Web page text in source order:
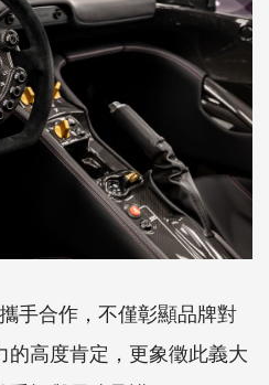
手合作，不僅彰顯品牌對
高度肯定，更象徵此義大